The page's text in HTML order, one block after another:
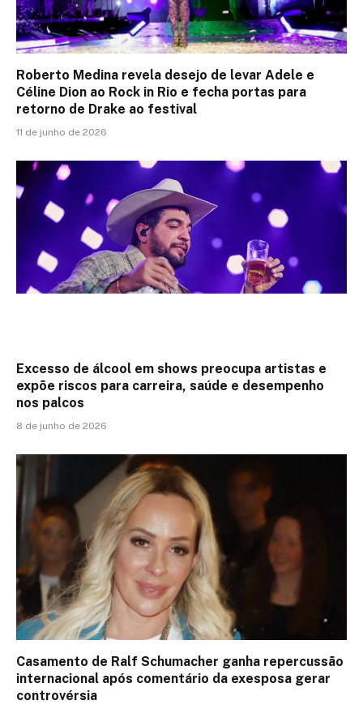
Roberto Medina revela desejo de levar Adele e
Céline Dion ao Rock in Rio e fecha portas para
retorno de Drake ao festival
11 de junho de 2026
Excesso de álcool em shows preocupa artistas e
expõe riscos para carreira, saúde e desempenho
nos palcos
8 de junho de 2026
Casamento de Ralf Schumacher ganha repercussão
internacional após comentário da exesposa gerar
controvérsia